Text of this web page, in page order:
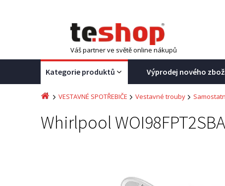
Váš partner ve světě online nákupů
Kategorie produktů Výprodej nového
VESTAVNÉ SPOTŘEBIČE Vestavné trouby
Whirlpool WOI98FPT2SBA